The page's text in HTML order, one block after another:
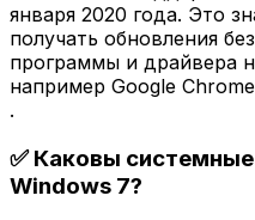
января 2020 года. Это
получать обновления
программы и драйвера
например Google
.
✅ Каковы
Windows 7?